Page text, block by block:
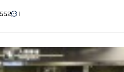
장품 확인하기 StyleKorean(스타일코
만 취급하고, 타임세일·브랜드세일 등을
지는 경우도 있습니다.
나오는 경우가 많아, 묶음 구매가 더
합니다. 세련되고 정돈된 맛집 탐방에
핵심이 되었는데요. 오늘은 일본
할 실전 일본 결제 및 포인트 카드 활용
식당까지 QR코드 결제가 보급되었습니다.
에서 가장 점유율이 높은 QR 결제
와 통합되면서 거의 모든 곳에서 사용
1